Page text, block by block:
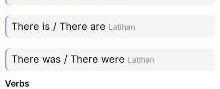
There is / There are Latihan
There was / There were Latihan
Verbs